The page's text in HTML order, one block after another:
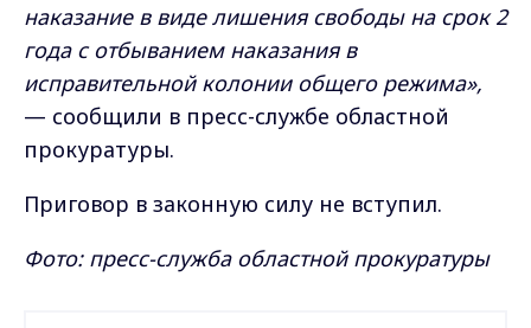
наказание в виде лишения свободы на срок 2
года с отбыванием наказания в
исправительной колонии общего режима»,
— сообщили в пресс-службе областной
прокуратуры.
Приговор в законную силу не вступил.
Фото: пресс-служба областной прокуратуры